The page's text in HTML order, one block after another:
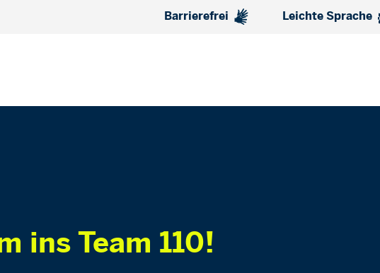
Barrierefrei Leichte Sprache
ins Team 110!